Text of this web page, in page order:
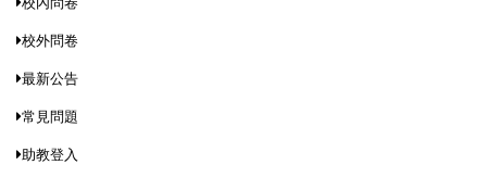
校外問卷
最新公告
常見問題
助教登入